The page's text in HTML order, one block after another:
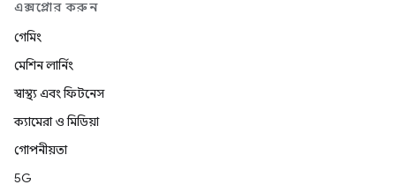
এক্সপ্লোর করুন
গেমিং
মেশিন লার্নিং
স্বাস্থ্য এবং ফিটনেস
ক্যামেরা ও মিডিয়া
গোপনীয়তা
5G